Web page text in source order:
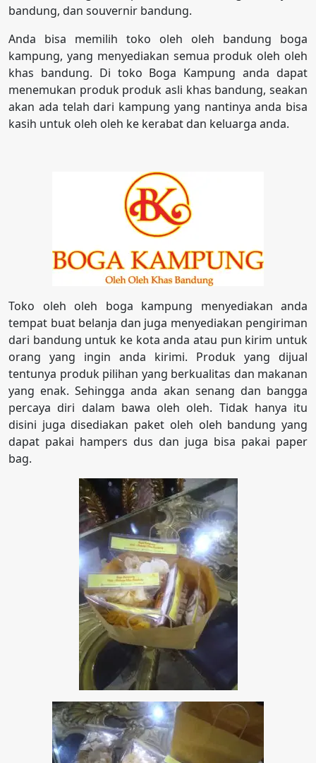
bandung, dan souvernir bandung.
Anda bisa memilih toko oleh oleh bandung boga
kampung, yang menyediakan semua produk oleh oleh
khas bandung. Di toko Boga Kampung anda dapat
menemukan produk produk asli khas bandung, seakan
akan ada telah dari kampung yang nantinya anda bisa
kasih untuk oleh oleh ke kerabat dan keluarga anda.
Toko oleh oleh boga kampung menyediakan anda
tempat buat belanja dan juga menyediakan pengiriman
dari bandung untuk ke kota anda atau pun kirim untuk
orang yang ingin anda kirimi. Produk yang dijual
tentunya produk pilihan yang berkualitas dan makanan
yang enak. Sehingga anda akan senang dan bangga
percaya diri dalam bawa oleh oleh. Tidak hanya itu
disini juga disediakan paket oleh oleh bandung yang
dapat pakai hampers dus dan juga bisa pakai paper
bag.